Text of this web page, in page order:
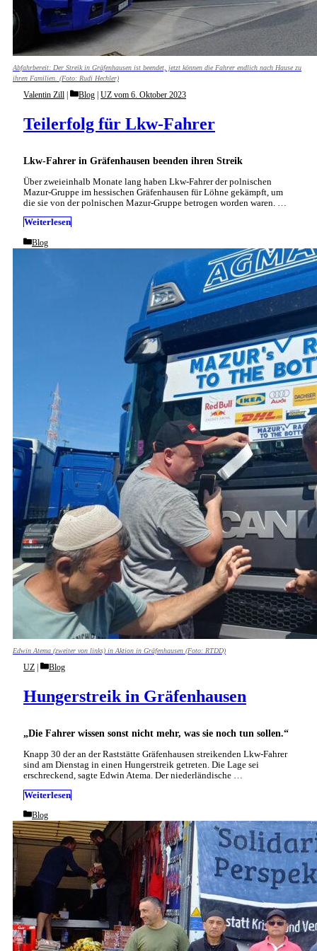
Abfahrbereit: Der Streik in Gräfenhausen ist beendet, jetzt können die Fahrer endlich nach Hause zu
ihren Familien. (Foto: Rudi Hechler)
Lkw-Fahrer in Gräfenhausen beenden ihren Streik
Teilerfolg für Lkw-Fahrer
Valentin Zill Categories
Blog UZ vom 6. Oktober 2023
Über zweieinhalb Monate lang haben Lkw-Fahrer der polnischen
Mazur-Gruppe im hessischen Gräfenhausen für Löhne gekämpft, um
die sie von der polnischen Mazur-Gruppe betrogen worden waren. …
Weiterlesen
Categories
Blog
Edwin Atema (zweiter von links) in Aktion in Gräfenhausen (Foto: RTDD)
„Die Fahrer wissen sonst nicht mehr, was sie noch tun sollen.“
Hungerstreik in Gräfenhausen
UZ Categories
Blog
Knapp 30 der an der Raststätte Gräfenhausen streikenden Lkw-Fahrer
sind am Dienstag in einen Hungerstreik getreten. Die Lage sei
erschreckend, sagte Edwin Atema. Der niederländische …
Weiterlesen
Categories
Blog